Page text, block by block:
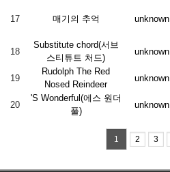
17 매기의 추억 unknown
18
Substitute chord(서브
스티튜트 처드)
unknown
19
Rudolph The Red
Nosed Reindeer
unknown
20
'S Wonderful(에스 원더
풀)
unknown
1 2 3